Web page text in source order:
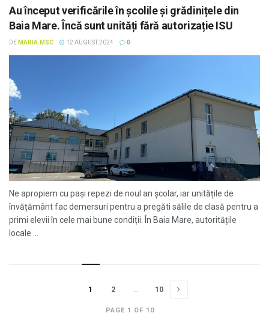
Au început verificările în școlile și grădinițele din
Baia Mare. Încă sunt unități fără autorizație ISU
DE MARIA.MSC 12 AUGUST 2024 0
Ne apropiem cu pași repezi de noul an școlar, iar unitățile de
învățământ fac demersuri pentru a pregăti sălile de clasă pentru a
primi elevii în cele mai bune condiții. În Baia Mare, autoritățile
locale ...
PAGE 1 OF 10
1 2 … 10